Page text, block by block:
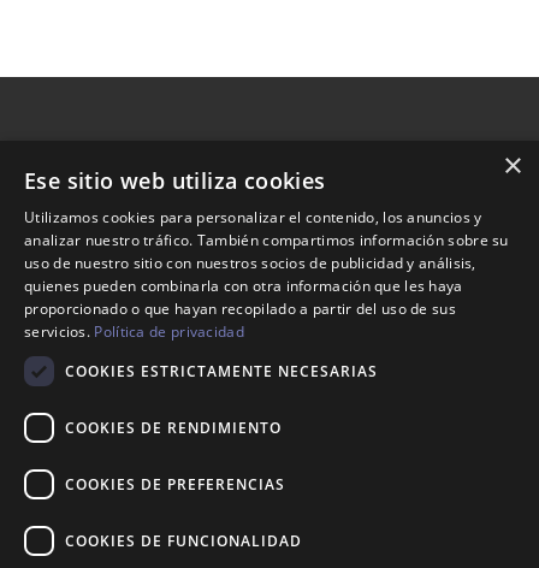
Nosotros
Tienda
Contacto
Política de devoluciones
×
Ese sitio web utiliza cookies
Utilizamos cookies para personalizar el contenido, los anuncios y
analizar nuestro tráfico. También compartimos información sobre su
uso de nuestro sitio con nuestros socios de publicidad y análisis,
quienes pueden combinarla con otra información que les haya
proporcionado o que hayan recopilado a partir del uso de sus
servicios. Política de privacidad
COOKIES ESTRICTAMENTE NECESARIAS
COOKIES DE RENDIMIENTO
COOKIES DE PREFERENCIAS
COOKIES DE FUNCIONALIDAD